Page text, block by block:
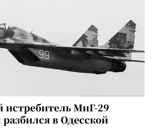
истребитель МиГ-29
разбился в Одесской